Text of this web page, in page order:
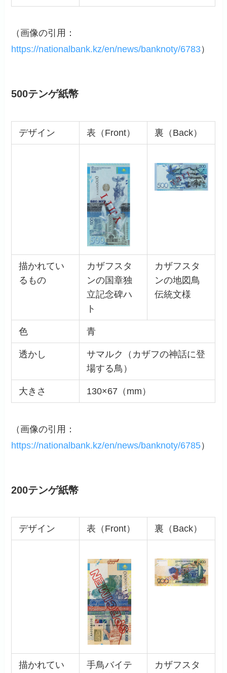
（画像の引用：
https://nationalbank.kz/en/news/banknoty/6783）
500テンゲ紙幣
デザイン 表（Front） 裏（Back）
描かれてい
るもの
カザフスタ
ンの国章独
立記念碑ハ
ト
カザフスタ
ンの地図鳥
伝統文様
色 青
透かし
サマルク（カザフの神話に登
場する鳥）
大きさ 130×67（mm）
（画像の引用：
https://nationalbank.kz/en/news/banknoty/6785）
200テンゲ紙幣
デザイン 表（Front） 裏（Back）
描かれてい
手鳥バイテ
カザフスタ